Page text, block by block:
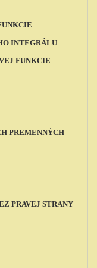
INTEGRÁLU
FUNKCIE
PREMENNÝCH
PRAVEJ STRANY